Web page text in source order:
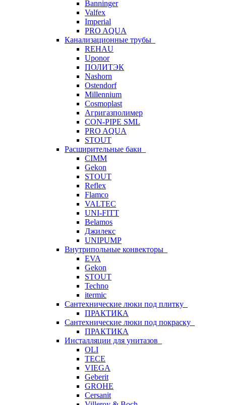
Banninger
Valfex
Imperial
PRO AQUA
Канализационные трубы
REHAU
Uponor
ПОЛИТЭК
Nashorn
Ostendorf
Millennium
Cosmoplast
Агригазполимер
CON-PIPE SML
PRO AQUA
STOUT
Расширительные баки
CIMM
Gekon
STOUT
Reflex
Flamco
VALTEC
UNI-FITT
Belamos
Джилекс
UNIPUMP
Внутрипольные конвекторы
EVA
Gekon
STOUT
Techno
itermic
Сантехнические люки под плитку
ПРАКТИКА
Сантехнические люки под покраску
ПРАКТИКА
Инсталляции для унитазов
OLI
TECE
VIEGA
Geberit
GROHE
Cersanit